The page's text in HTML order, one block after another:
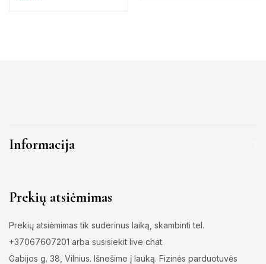
Informacija
Prekių atsiėmimas
Prekių atsiėmimas tik suderinus laiką, skambinti tel.
+37067607201 arba susisiekit live chat.
Gabijos g. 38, Vilnius. Išnešime į lauką. Fizinės parduotuvės